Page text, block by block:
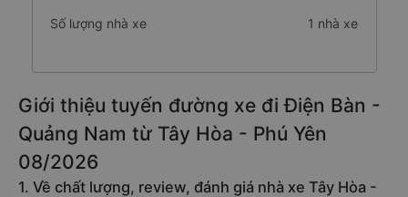
Số lượng nhà xe 1 nhà xe
Giới thiệu tuyến đường xe đi Điện Bàn -
Quảng Nam từ Tây Hòa - Phú Yên
08/2026
1. Về chất lượng, review, đánh giá nhà xe Tây Hòa -